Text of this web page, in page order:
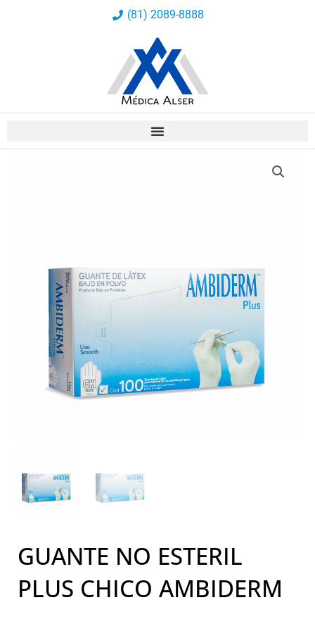
(81) 2089-8888
GUANTE NO ESTERIL
PLUS CHICO AMBIDERM